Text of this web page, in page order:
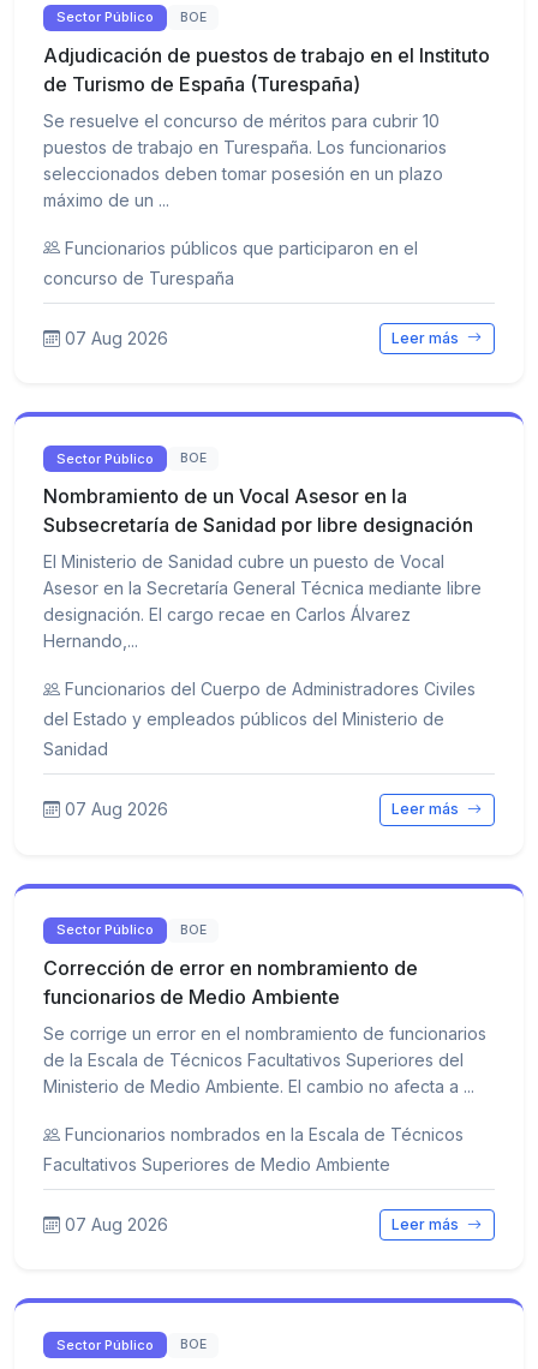
Sector Público BOE
Adjudicación de puestos de trabajo en el Instituto
de Turismo de España (Turespaña)
Se resuelve el concurso de méritos para cubrir 10
puestos de trabajo en Turespaña. Los funcionarios
seleccionados deben tomar posesión en un plazo
máximo de un ...
Funcionarios públicos que participaron en el
concurso de Turespaña
07 Aug 2026 Leer más
Sector Público BOE
Nombramiento de un Vocal Asesor en la
Subsecretaría de Sanidad por libre designación
El Ministerio de Sanidad cubre un puesto de Vocal
Asesor en la Secretaría General Técnica mediante libre
designación. El cargo recae en Carlos Álvarez
Hernando,...
Funcionarios del Cuerpo de Administradores Civiles
del Estado y empleados públicos del Ministerio de
Sanidad
07 Aug 2026 Leer más
Sector Público BOE
Corrección de error en nombramiento de
funcionarios de Medio Ambiente
Se corrige un error en el nombramiento de funcionarios
de la Escala de Técnicos Facultativos Superiores del
Ministerio de Medio Ambiente. El cambio no afecta a ...
Funcionarios nombrados en la Escala de Técnicos
Facultativos Superiores de Medio Ambiente
07 Aug 2026 Leer más
Sector Público BOE